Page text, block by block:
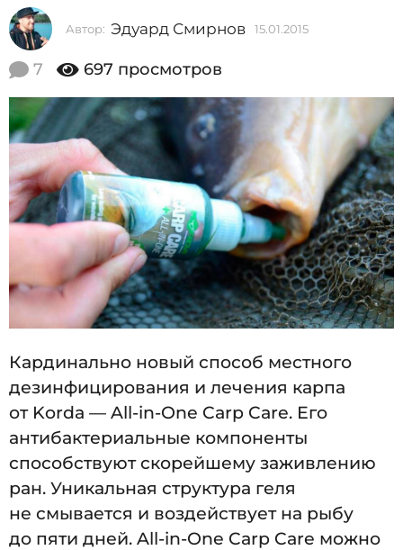
.
2
0
5
1
5
.
0
1
2
5
Автор: Эдуард Смирнов 15.01.2015
1
5
7 697 просмотров
Кардинально новый способ местного
дезинфицирования и лечения карпа
от Korda — All-in-One Carp Care. Его
антибактериальные компоненты
способствуют скорейшему заживлению
ран. Уникальная структура геля
не смывается и воздействует на рыбу
до пяти дней. All-in-One Carp Care можно